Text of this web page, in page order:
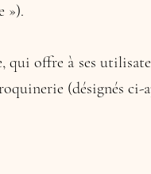
»).
offre à ses
(désignés